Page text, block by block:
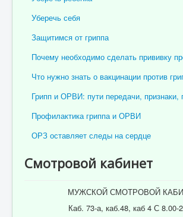
Уберечь себя
Защитимся от гриппа
Почему необходимо сделать прививку
Что нужно знать о вакцинации против
Грипп и ОРВИ: пути передачи, признаки,
Профилактика гриппа и ОРВИ
ОРЗ оставляет следы на сердце
Смотровой кабинет
МУЖСКОЙ СМОТРОВОЙ
Каб. 73-а, каб.48, каб 4 С 8.00-